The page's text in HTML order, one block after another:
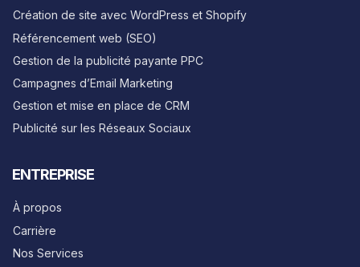
Création de site avec WordPress et Shopify
Référencement web (SEO)
Gestion de la publicité payante PPC
Campagnes d’Email Marketing
Gestion et mise en place de CRM
Publicité sur les Réseaux Sociaux
ENTREPRISE
À propos
Carrière
Nos Services